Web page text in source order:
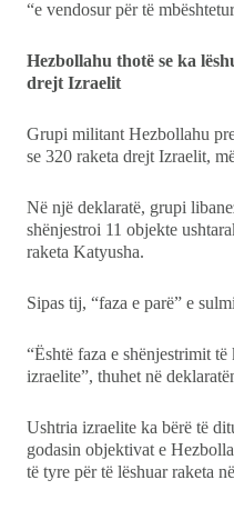
“e vendosur për të
Hezbollahu thotë se ka
drejt Izraelit
Grupi militant Hezbollahu
se 320 raketa drejt Izraelit,
Në një deklaratë, grupi
shënjestroi 11 objekte
raketa Katyusha.
Sipas tij, “faza e parë” e
“Është faza e shënjestrimit
izraelite”, thuhet në
Ushtria izraelite ka bërë të
godasin objektivat e
të tyre për të lëshuar raketa